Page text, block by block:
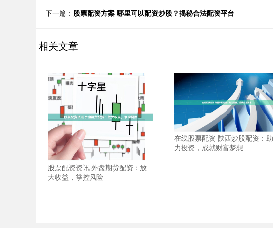
下一篇： 股票配资方案 哪里可以配资炒股？揭秘合法配资平台
相关文章
股票配资资讯 外盘期货配资：放
大收益，掌控风险
在线股票配资 陕西炒股配资：助
力投资，成就财富梦想